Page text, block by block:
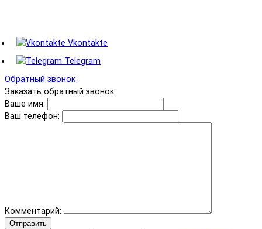
Vkontakte
Telegram
Обратный звонок
Заказать обратный звонок
Ваше имя:
Ваш телефон:
Комментарий:
Отправить